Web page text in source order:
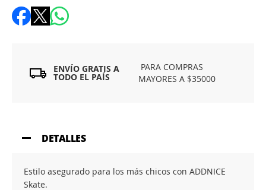
ENVÍO GRATIS A
TODO EL PAÍS
PARA COMPRAS
MAYORES A $35000
DETALLES
Estilo asegurado para los más chicos con ADDNICE
Skate.